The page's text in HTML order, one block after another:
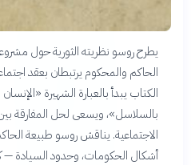
يطرح روسو نظريته الثورية حول
الحاكم والمحكوم يرتبطان بعقد
الكتاب يبدأ بالعبارة الشهيرة
بالسلاسل»، ويسعى لحل المفارقة بين
الاجتماعية. يناقش روسو طبيعة
أشكال الحكومات، وحدود